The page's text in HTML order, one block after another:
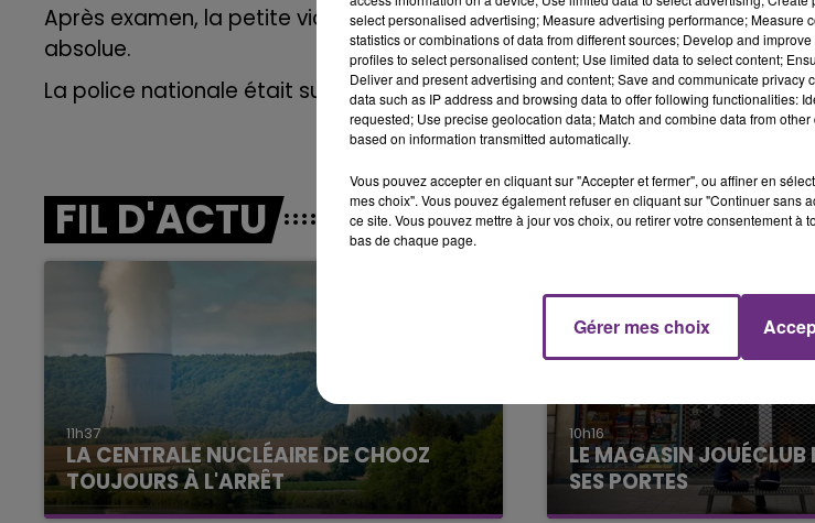
LE BEST OF DE LA FAMILLE
CHAMPAGNE FM
6h00 - 10h00
LA FAMILLE
Après examen, la petite victtmea finalement été transportée au CHU de
absolue.
La police nationale était sur place.
FIL D'ACTU
11h37
LA CENTRALE NUCLÉAIRE DE CHOOZ
TOUJOURS À L'ARRÊT
Cela fait déjà une semaine que la centrale
10h16
LE MAGASIN JOUÉCLUB
SES PORTES
C'était l'une des
6h00 - 10h00
La Famille
10h00 - 14h00
select personalised advertising; Measure advertising performance; Measure
statistics or combinations of data from different sources; Develop and
profiles to select personalised content; Use limited data to select content;
Deliver and present advertising and content; Save and communicate
data such as IP address and browsing data to offer following functionalities:
requested; Use precise geolocation data; Match and combine data from
based on information transmitted automatically.
Vous pouvez accepter en cliquant sur "Accepter et fermer", ou affiner en
mes choix". Vous pouvez également refuser en cliquant sur "Continuer sans
ce site. Vous pouvez mettre à jour vos choix, ou retirer votre consentement à
bas de chaque page.
Gérer mes choix